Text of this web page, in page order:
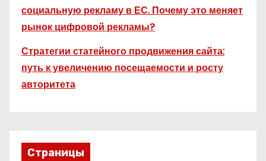
социальную рекламу в ЕС. Почему это меняет
рынок цифровой рекламы?
Стратегии статейного продвижения сайта:
путь к увеличению посещаемости и росту
авторитета
Страницы